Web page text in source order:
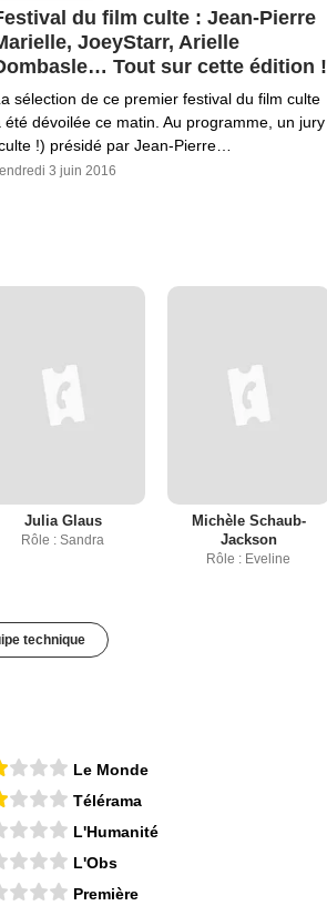
du film culte : Jean-Pierre
JoeyStarr, Arielle
Tout sur cette édition !
sélection de ce premier festival du film culte
été dévoilée ce matin. Au programme, un jury
!) présidé par Jean-Pierre…
3 juin 2016
Julia Glaus
Rôle : Sandra
Michèle Schaub-
Jackson
Rôle : Eveline
technique
Le Monde
Télérama
L'Humanité
L'Obs
Première